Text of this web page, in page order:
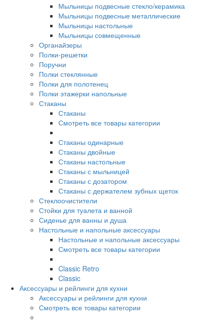
Мыльницы подвесные стекло/керамика
Мыльницы подвесные металлические
Мыльницы настольные
Мыльницы совмещенные
Органайзеры
Полки-решетки
Поручни
Полки стеклянные
Полки для полотенец
Полки этажерки напольные
Стаканы
Стаканы
Смотреть все товары категории
Стаканы одинарные
Стаканы двойные
Стаканы настольные
Стаканы с мыльницей
Стаканы с дозатором
Стаканы с держателем зубных щеток
Стеклоочистители
Стойки для туалета и ванной
Сиденье для ванны и душа
Настольные и напольные аксессуары
Настольные и напольные аксессуары
Смотреть все товары категории
Classic Retro
Classic
Аксессуары и рейлинги для кухни
Аксессуары и рейлинги для кухни
Смотреть все товары категории